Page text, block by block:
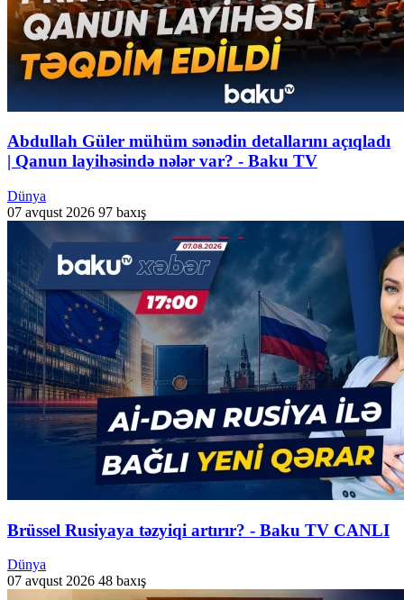
Abdullah Güler mühüm sənədin detallarını açıqladı
| Qanun layihəsində nələr var? - Baku TV
Dünya
07 avqust 2026 97 baxış
Brüssel Rusiyaya təzyiqi artırır? - Baku TV CANLI
Dünya
07 avqust 2026 48 baxış